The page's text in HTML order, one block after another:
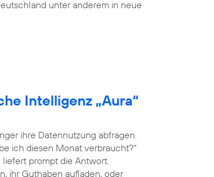
unter anderem in neue
Intelligenz „Aura“
ihre Datennutzung abfragen.
ich diesen Monat verbraucht?“
prompt die Antwort.
ihr Guthaben aufladen, oder